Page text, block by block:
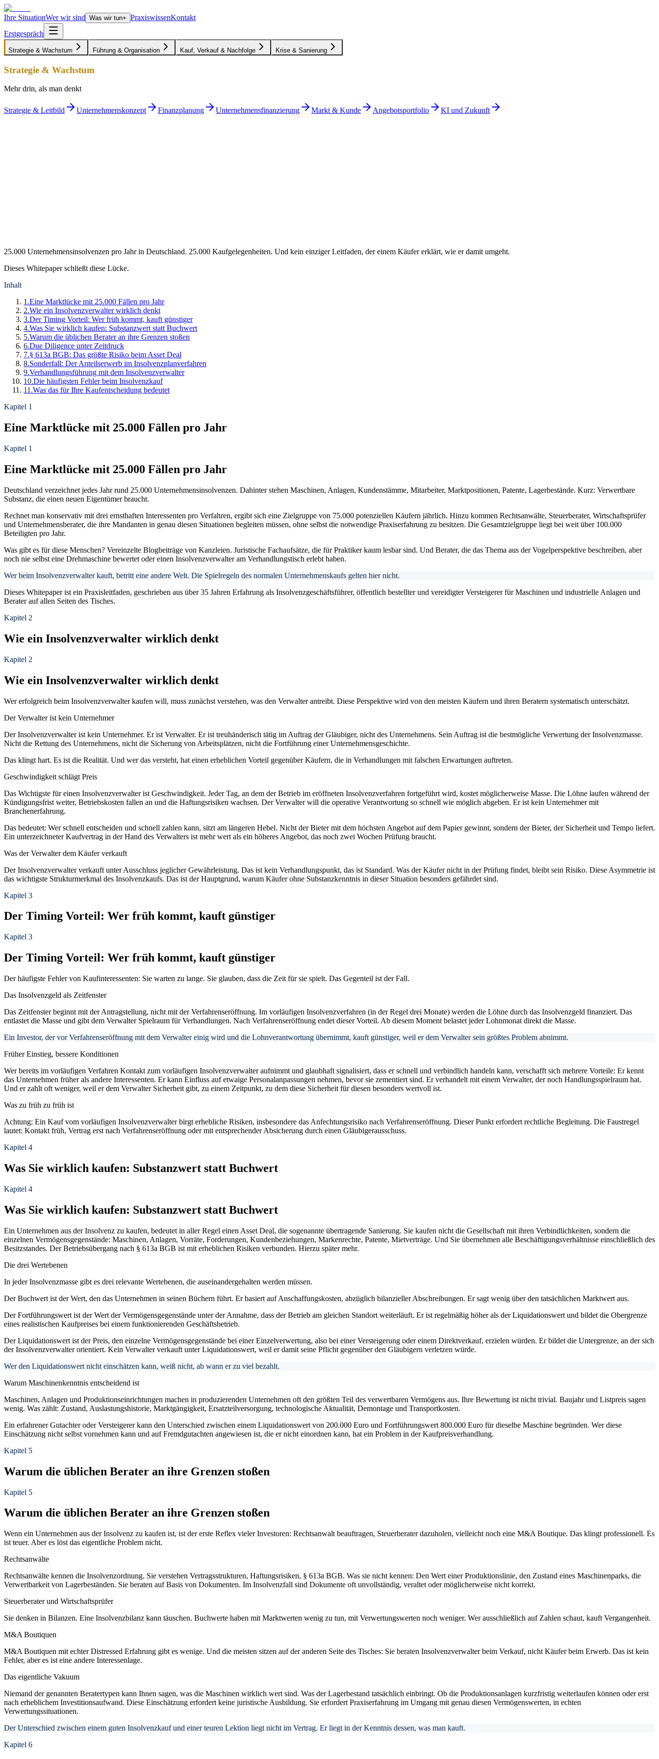
Ihre SituationWer wir sind Was wir tun+ PraxiswissenKontakt
Erstgespräch
Strategie & Wachstum Führung & Organisation Kauf, Verkauf & Nachfolge Krise & Sanierung
Strategie & Wachstum
Mehr drin, als man denkt
Strategie & Leitbild Unternehmenskonzept Finanzplanung Unternehmensfinanzierung Markt & Kunde Angebotsportfolio KI und Zukunft
25.000 Unternehmensinsolvenzen pro Jahr in Deutschland. 25.000 Kaufgelegenheiten. Und kein einziger Leitfaden, der einem Käufer erklärt, wie er damit umgeht.
Dieses Whitepaper schließt diese Lücke.
Inhalt
1 .Eine Marktlücke mit 25.000 Fällen pro Jahr
2.Wie ein Insolvenzverwalter wirklich denkt
3.Der Timing Vorteil: Wer früh kommt, kauft günstiger
4.Was Sie wirklich kaufen: Substanzwert statt Buchwert
5.Warum die üblichen Berater an ihre Grenzen stoßen
6.Due Diligence unter Zeitdruck
7.§ 613a BGB: Das größte Risiko beim Asset Deal
8.Sonderfall: Der Anteilserwerb im Insolvenzplanverfahren
9.Verhandlungsführung mit dem Insolvenzverwalter
10.Die häufigsten Fehler beim Insolvenzkauf
11 .Was das für Ihre Kaufentscheidung bedeutet
Kapitel 1
Eine Marktlücke mit 25.000 Fällen pro Jahr
Kapitel 1
Eine Marktlücke mit 25.000 Fällen pro Jahr
Deutschland verzeichnet jedes Jahr rund 25.000 Unternehmensinsolvenzen. Dahinter stehen Maschinen, Anlagen, Kundenstämme, Mitarbeiter, Marktpositionen, Patente, Lagerbestände. Kurz: Verwertbare
Substanz, die einen neuen Eigentümer braucht.
Rechnet man konservativ mit drei ernsthaften Interessenten pro Verfahren, ergibt sich eine Zielgruppe von 75.000 potenziellen Käufern jährlich. Hinzu kommen Rechtsanwälte, Steuerberater, Wirtschaftsprüfer
und Unternehmensberater, die ihre Mandanten in genau diesen Situationen begleiten müssen, ohne selbst die notwendige Praxiserfahrung zu besitzen. Die Gesamtzielgruppe liegt bei weit über 100.000
Beteiligten pro Jahr.
Was gibt es für diese Menschen? Vereinzelte Blogbeiträge von Kanzleien. Juristische Fachaufsätze, die für Praktiker kaum lesbar sind. Und Berater, die das Thema aus der Vogelperspektive beschreiben, aber
noch nie selbst eine Drehmaschine bewertet oder einen Insolvenzverwalter am Verhandlungstisch erlebt haben.
Wer beim Insolvenzverwalter kauft, betritt eine andere Welt. Die Spielregeln des normalen Unternehmenskaufs gelten hier nicht.
Dieses Whitepaper ist ein Praxisleitfaden, geschrieben aus über 35 Jahren Erfahrung als Insolvenzgeschäftsführer, öffentlich bestellter und vereidigter Versteigerer für Maschinen und industrielle Anlagen und
Berater auf allen Seiten des Tisches.
Kapitel 2
Wie ein Insolvenzverwalter wirklich denkt
Kapitel 2
Wie ein Insolvenzverwalter wirklich denkt
Wer erfolgreich beim Insolvenzverwalter kaufen will, muss zunächst verstehen, was den Verwalter antreibt. Diese Perspektive wird von den meisten Käufern und ihren Beratern systematisch unterschätzt.
Der Verwalter ist kein Unternehmer
Der Insolvenzverwalter ist kein Unternehmer. Er ist Verwalter. Er ist treuhänderisch tätig im Auftrag der Gläubiger, nicht des Unternehmens. Sein Auftrag ist die bestmögliche Verwertung der Insolvenzmasse.
Nicht die Rettung des Unternehmens, nicht die Sicherung von Arbeitsplätzen, nicht die Fortführung einer Unternehmensgeschichte.
Das klingt hart. Es ist die Realität. Und wer das versteht, hat einen erheblichen Vorteil gegenüber Käufern, die in Verhandlungen mit falschen Erwartungen auftreten.
Geschwindigkeit schlägt Preis
Das Wichtigste für einen Insolvenzverwalter ist Geschwindigkeit. Jeder Tag, an dem der Betrieb im eröffneten Insolvenzverfahren fortgeführt wird, kostet möglicherweise Masse. Die Löhne laufen während der
Kündigungsfrist weiter, Betriebskosten fallen an und die Haftungsrisiken wachsen. Der Verwalter will die operative Verantwortung so schnell wie möglich abgeben. Er ist kein Unternehmer mit
Branchenerfahrung.
Das bedeutet: Wer schnell entscheiden und schnell zahlen kann, sitzt am längeren Hebel. Nicht der Bieter mit dem höchsten Angebot auf dem Papier gewinnt, sondern der Bieter, der Sicherheit und Tempo liefert.
Ein unterzeichneter Kaufvertrag in der Hand des Verwalters ist mehr wert als ein höheres Angebot, das noch zwei Wochen Prüfung braucht.
Was der Verwalter dem Käufer verkauft
Der Insolvenzverwalter verkauft unter Ausschluss jeglicher Gewährleistung. Das ist kein Verhandlungspunkt, das ist Standard. Was der Käufer nicht in der Prüfung findet, bleibt sein Risiko. Diese Asymmetrie ist
das wichtigste Strukturmerkmal des Insolvenzkaufs. Das ist der Hauptgrund, warum Käufer ohne Substanzkenntnis in dieser Situation besonders gefährdet sind.
Kapitel 3
Der Timing Vorteil: Wer früh kommt, kauft günstiger
Kapitel 3
Der Timing Vorteil: Wer früh kommt, kauft günstiger
Der häufigste Fehler von Kaufinteressenten: Sie warten zu lange. Sie glauben, dass die Zeit für sie spielt. Das Gegenteil ist der Fall.
Das Insolvenzgeld als Zeitfenster
Das Zeitfenster beginnt mit der Antragstellung, nicht mit der Verfahrenseröffnung. Im vorläufigen Insolvenzverfahren (in der Regel drei Monate) werden die Löhne durch das Insolvenzgeld finanziert. Das
entlastet die Masse und gibt dem Verwalter Spielraum für Verhandlungen. Nach Verfahrenseröffnung endet dieser Vorteil. Ab diesem Moment belastet jeder Lohnmonat direkt die Masse.
Ein Investor, der vor Verfahrenseröffnung mit dem Verwalter einig wird und die Lohnverantwortung übernimmt, kauft günstiger, weil er dem Verwalter sein größtes Problem abnimmt.
Früher Einstieg, bessere Konditionen
Wer bereits im vorläufigen Verfahren Kontakt zum vorläufigen Insolvenzverwalter aufnimmt und glaubhaft signalisiert, dass er schnell und verbindlich handeln kann, verschafft sich mehrere Vorteile: Er kennt
das Unternehmen früher als andere Interessenten. Er kann Einfluss auf etwaige Personalanpassungen nehmen, bevor sie zementiert sind. Er verhandelt mit einem Verwalter, der noch Handlungsspielraum hat.
Und er zahlt oft weniger, weil er dem Verwalter Sicherheit gibt, zu einem Zeitpunkt, zu dem diese Sicherheit für diesen besonders wertvoll ist.
Was zu früh zu früh ist
Achtung: Ein Kauf vom vorläufigen Insolvenzverwalter birgt erhebliche Risiken, insbesondere das Anfechtungsrisiko nach Verfahrenseröffnung. Dieser Punkt erfordert rechtliche Begleitung. Die Faustregel
lautet: Kontakt früh, Vertrag erst nach Verfahrenseröffnung oder mit entsprechender Absicherung durch einen Gläubigerausschuss.
Kapitel 4
Was Sie wirklich kaufen: Substanzwert statt Buchwert
Kapitel 4
Was Sie wirklich kaufen: Substanzwert statt Buchwert
Ein Unternehmen aus der Insolvenz zu kaufen, bedeutet in aller Regel einen Asset Deal, die sogenannte übertragende Sanierung. Sie kaufen nicht die Gesellschaft mit ihren Verbindlichkeiten, sondern die
einzelnen Vermögensgegenstände: Maschinen, Anlagen, Vorräte, Forderungen, Kundenbeziehungen, Markenrechte, Patente, Mietverträge. Und Sie übernehmen alle Beschäftigungsverhältnisse einschließlich des
Besitzstandes. Der Betriebsübergang nach § 613a BGB ist mit erheblichen Risiken verbunden. Hierzu später mehr.
Die drei Wertebenen
In jeder Insolvenzmasse gibt es drei relevante Wertebenen, die auseinandergehalten werden müssen.
Der Buchwert ist der Wert, den das Unternehmen in seinen Büchern führt. Er basiert auf Anschaffungskosten, abzüglich bilanzieller Abschreibungen. Er sagt wenig über den tatsächlichen Marktwert aus.
Der Fortführungswert ist der Wert der Vermögensgegenstände unter der Annahme, dass der Betrieb am gleichen Standort weiterläuft. Er ist regelmäßig höher als der Liquidationswert und bildet die Obergrenze
eines realistischen Kaufpreises bei einem funktionierenden Geschäftsbetrieb.
Der Liquidationswert ist der Preis, den einzelne Vermögensgegenstände bei einer Einzelverwertung, also bei einer Versteigerung oder einem Direktverkauf, erzielen würden. Er bildet die Untergrenze, an der sich
der Insolvenzverwalter orientiert. Kein Verwalter verkauft unter Liquidationswert, weil er damit seine Pflicht gegenüber den Gläubigern verletzen würde.
Wer den Liquidationswert nicht einschätzen kann, weiß nicht, ab wann er zu viel bezahlt.
Warum Maschinenkenntnis entscheidend ist
Maschinen, Anlagen und Produktionseinrichtungen machen in produzierenden Unternehmen oft den größten Teil des verwertbaren Vermögens aus. Ihre Bewertung ist nicht trivial. Baujahr und Listpreis sagen
wenig. Was zählt: Zustand, Auslastungshistorie, Marktgängigkeit, Ersatzteilversorgung, technologische Aktualität, Demontage und Transportkosten.
Ein erfahrener Gutachter oder Versteigerer kann den Unterschied zwischen einem Liquidationswert von 200.000 Euro und Fortführungswert 800.000 Euro für dieselbe Maschine begründen. Wer diese
Einschätzung nicht selbst vornehmen kann und auf Fremdgutachten angewiesen ist, die er nicht einordnen kann, hat ein Problem in der Kaufpreisverhandlung.
Kapitel 5
Warum die üblichen Berater an ihre Grenzen stoßen
Kapitel 5
Warum die üblichen Berater an ihre Grenzen stoßen
Wenn ein Unternehmen aus der Insolvenz zu kaufen ist, ist der erste Reflex vieler Investoren: Rechtsanwalt beauftragen, Steuerberater dazuholen, vielleicht noch eine M&A Boutique. Das klingt professionell. Es
ist teuer. Aber es löst das eigentliche Problem nicht.
Rechtsanwälte
Rechtsanwälte kennen die Insolvenzordnung. Sie verstehen Vertragsstrukturen, Haftungsrisiken, § 613a BGB. Was sie nicht kennen: Den Wert einer Produktionslinie, den Zustand eines Maschinenparks, die
Verwertbarkeit von Lagerbeständen. Sie beraten auf Basis von Dokumenten. Im Insolvenzfall sind Dokumente oft unvollständig, veraltet oder möglicherweise nicht korrekt.
Steuerberater und Wirtschaftsprüfer
Sie denken in Bilanzen. Eine Insolvenzbilanz kann täuschen. Buchwerte haben mit Marktwerten wenig zu tun, mit Verwertungswerten noch weniger. Wer ausschließlich auf Zahlen schaut, kauft Vergangenheit.
M&A Boutiquen
M&A Boutiquen mit echter Distressed Erfahrung gibt es wenige. Und die meisten sitzen auf der anderen Seite des Tisches: Sie beraten Insolvenzverwalter beim Verkauf, nicht Käufer beim Erwerb. Das ist kein
Fehler, aber es ist eine andere Interessenlage.
Das eigentliche Vakuum
Niemand der genannten Beratertypen kann Ihnen sagen, was die Maschinen wirklich wert sind. Was der Lagerbestand tatsächlich einbringt. Ob die Produktionsanlagen kurzfristig weiterlaufen können oder erst
nach erheblichem Investitionsaufwand. Diese Einschätzung erfordert keine juristische Ausbildung. Sie erfordert Praxiserfahrung im Umgang mit genau diesen Vermögenswerten, in echten
Verwertungssituationen.
Der Unterschied zwischen einem guten Insolvenzkauf und einer teuren Lektion liegt nicht im Vertrag. Er liegt in der Kenntnis dessen, was man kauft.
Kapitel 6